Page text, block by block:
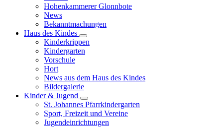
Hohenkammerer Glonnbote
News
Bekanntmachungen
Haus des Kindes
Kinderkrippen
Kindergarten
Vorschule
Hort
News aus dem Haus des Kindes
Bildergalerie
Kinder & Jugend
St. Johannes Pfarrkindergarten
Sport, Freizeit und Vereine
Jugendeinrichtungen